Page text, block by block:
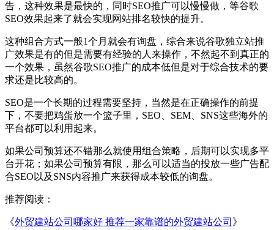
告，这种效果是最快的，同时SEO推广可以慢慢做，等谷歌
SEO效果起来了就会实现网站排名较快的提升。
这种组合方式一般1个月就会有询盘，综合来说谷歌独立站推
广效果是有的但是需要有经验的人来操作，不然起不到真正的
一个效果，虽然谷歌SEO推广的成本低但是对于综合技术的要
求还是比较高的。
SEO是一个长期的过程需要坚持，当然是在正确操作的前提
下，不要把鸡蛋放一个篮子里，SEO、SEM、SNS这些海外的
平台都可以利用起来。
如果公司预算还不错那么就使用组合策略，后期可以实现多平
台开花；如果公司预算有限，那么可以适当的投放一些广告配
合SEO以及SNS内容推广来获得成本较低的询盘。
推荐阅读：
《外贸建站公司哪家好 推荐一家靠谱的外贸建站公司 》